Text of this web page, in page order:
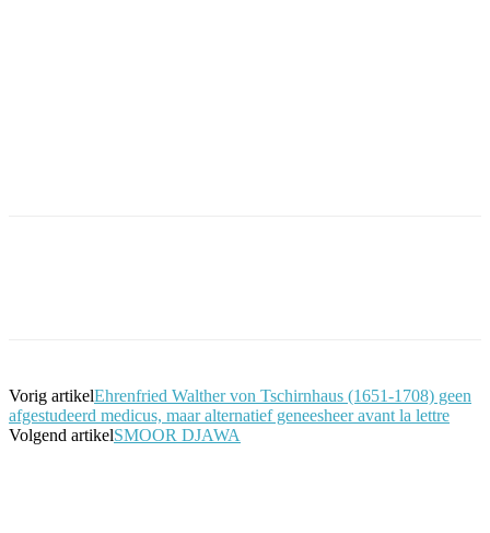
Vorig artikelEhrenfried Walther von Tschirnhaus (1651-1708) geen
afgestudeerd medicus, maar alternatief geneesheer avant la lettre
Volgend artikelSMOOR DJAWA